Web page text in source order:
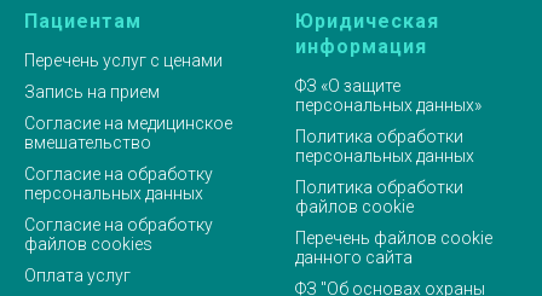
Пациентам
Перечень услуг с ценами
Запись на прием
Согласие на медицинское
вмешательство
Согласие на обработку
персональных данных
Согласие на обработку
файлов cookies
Оплата услуг
Юридическая
информация
ФЗ «О защите
персональных данных»
Политика обработки
персональных данных
Политика обработки
файлов cookie
Перечень файлов cookie
данного сайта
ФЗ "Об основах охраны